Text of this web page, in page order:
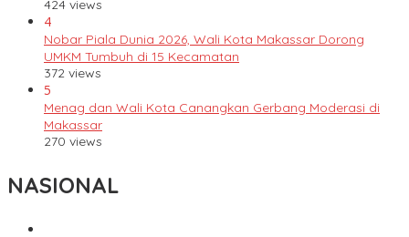
424 views
4
Nobar Piala Dunia 2026, Wali Kota Makassar Dorong
UMKM Tumbuh di 15 Kecamatan
372 views
5
Menag dan Wali Kota Canangkan Gerbang Moderasi di
Makassar
270 views
NASIONAL